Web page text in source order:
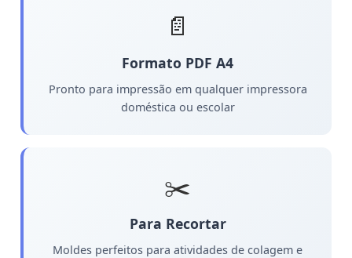
📄
Formato PDF A4
Pronto para impressão em qualquer impressora
doméstica ou escolar
✂️
Para Recortar
Moldes perfeitos para atividades de colagem e